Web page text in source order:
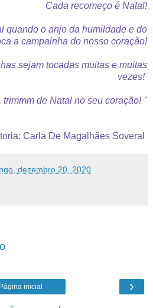
Cada recomeço é Natal!
quando o anjo da humildade e do
a campainha do nosso coração!
sejam tocadas muitas e muitas
vezes!
trimmm de Natal no seu coração! "
Carla De Magalhães Soveral
dezembro 20, 2020
›
Página inicial